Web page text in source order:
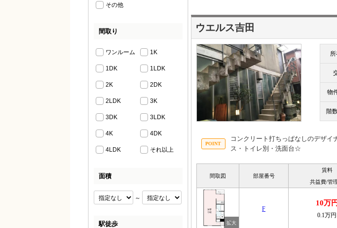
ウエルス吉田
物
階
コンクリート打ちっぱなしのデザ
ス・トイレ別・洗面台☆
間取図 部屋番号
賃料
共益費/管
F
10万円
0.1万円
その他
間取り
ワンルーム 1K
1DK 1LDK
2K 2DK
2LDK 3K
3DK 3LDK
4K 4DK
4LDK それ以上
面積
～
駅徒歩